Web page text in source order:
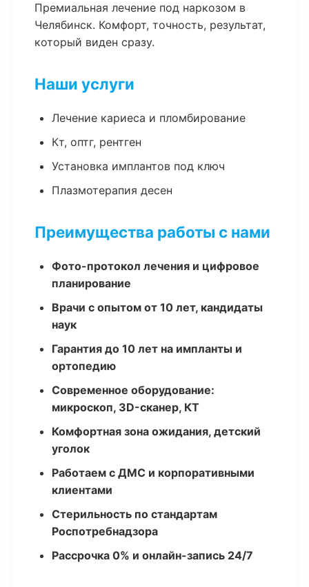
Премиальная лечение под наркозом в
Челябинск. Комфорт, точность, результат,
который виден сразу.
Наши услуги
Лечение кариеса и пломбирование
Кт, оптг, рентген
Установка имплантов под ключ
Плазмотерапия десен
Преимущества работы с нами
Фото-протокол лечения и цифровое
планирование
Врачи с опытом от 10 лет, кандидаты
наук
Гарантия до 10 лет на импланты и
ортопедию
Современное оборудование:
микроскоп, 3D-сканер, КТ
Комфортная зона ожидания, детский
уголок
Работаем с ДМС и корпоративными
клиентами
Стерильность по стандартам
Роспотребнадзора
Рассрочка 0% и онлайн-запись 24/7